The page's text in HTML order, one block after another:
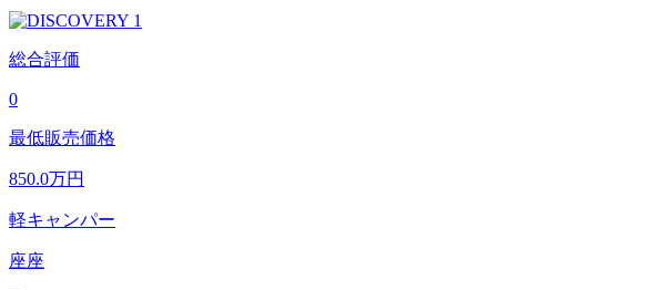
総合評価
0
最低販売価格
850.0万円
軽キャンパー
座座